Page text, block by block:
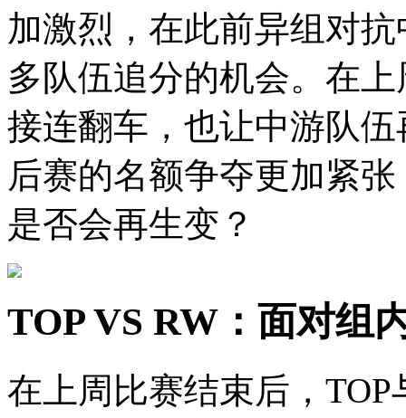
加激烈，在此前异组对
多队伍追分的机会。在
接连翻车，也让中游队
后赛的名额争夺更加紧
是否会再生变？
TOP VS RW：面对组
在上周比赛结束后，